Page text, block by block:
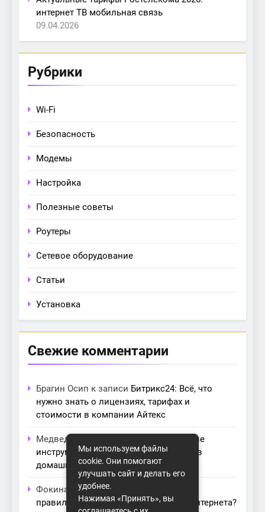
интернет ТВ мобильная связь
09.04.2026
Рубрики
Wi-Fi
Безопасность
Модемы
Настройка
Полезные советы
Роутеры
Сетевое оборудование
Статьи
Установка
Свежие комментарии
Брагин Осип к записи Битрикс24: Всё, что
нужно знать о лицензиях, тарифах и
стоимости в компании Айтекс
Медведева Амалия
Основные
инструменты для создания серверов в
домашних условиях
Фокина Невак записи
правильный модем для домашнего интернета?
Мы используем файлы
cookie. Они помогают
улучшать сайт и делать его
удобнее.
Нажимая «Принять», вы